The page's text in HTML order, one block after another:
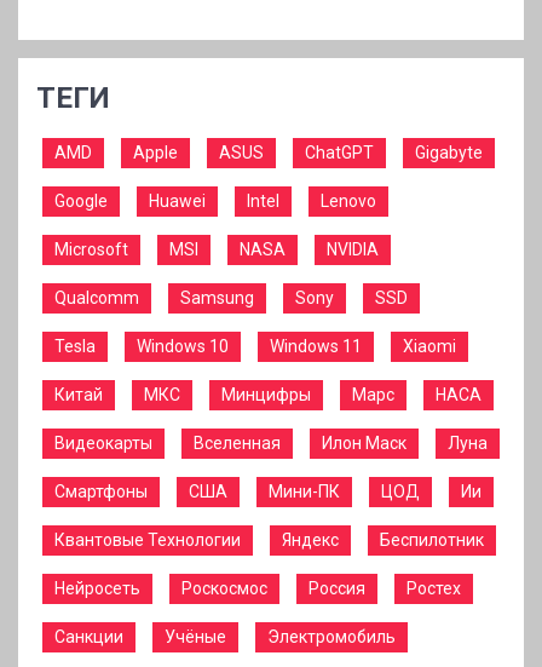
ТЕГИ
AMD Apple ASUS ChatGPT Gigabyte
Google Huawei Intel Lenovo
Microsoft MSI NASA NVIDIA
Qualcomm Samsung Sony SSD
Tesla Windows 10 Windows 11 Xiaomi
Китай МКС Минцифры Марс НАСА
Видеокарты Вселенная Илон Маск Луна
Смартфоны США Мини-ПК ЦОД Ии
Квантовые Технологии Яндекс Беспилотник
Нейросеть Роскосмос Россия Ростех
Санкции Учёные Электромобиль